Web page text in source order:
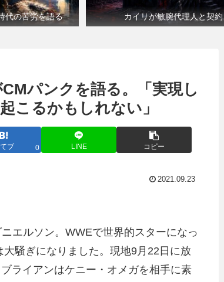
代の苦労を語る カイリが敏腕代理人と契約
パンクを語る。「実現し
こるかもしれない」
ブ 0 LINE コピー
2021.09.23
エルソン。WWEで世界的スターになっ
騒ぎになりました。現地9月22日に放
ライアンはケニー・オメガを相手に素